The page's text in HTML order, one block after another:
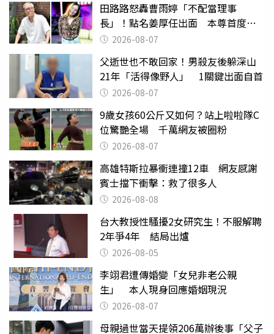
田路路怒轟曹雨婷「不配當理事
長」！點名姜厚任出面 本尊首度回
應了2026-08-07
父逝世也不敢回家！男殺友後躲深山
21年「活得像野人」 1關鍵出面自首
2026-08-07
9歲女孩60公斤又如何？站上啦啦隊C
位驚艷全場 千萬網友被圈粉
2026-08-07
高雄特斯拉暴衝連撞12車 網友感謝
賓士擋下衝擊：救了很多人
2026-08-08
台大教授性騷擾2女研究生！不服解聘
2年爭4年 結局出爐
2026-08-05
李翊君遭傳婚變「女兒非老公親
生」 本人現身回應婚姻現況
2026-08-07
母親過世當天提領206萬辦後事「父子